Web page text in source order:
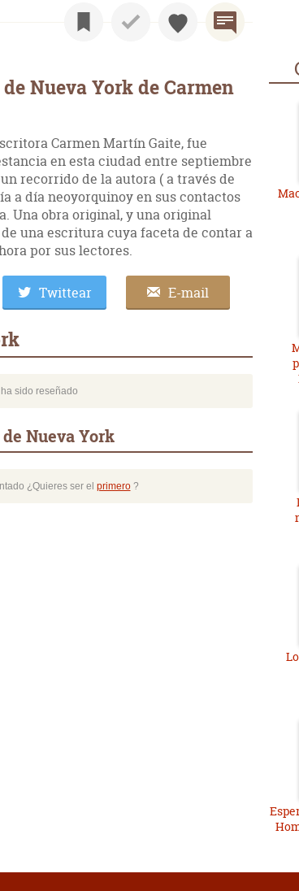
Nueva York de Carmen
Carmen Martín Gaite, fue
en esta ciudad entre septiembre
recorrido de la autora ( a través de
a día neoyorquinoy en sus contactos
Una obra original, y una original
una escritura cuya faceta de contar a
por sus lectores.
Twittear E-mail
sido reseñado
Nueva York
¿Quieres ser el primero?